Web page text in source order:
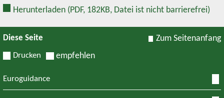
Herunterladen (PDF, 182KB, Datei ist nicht barrierefrei)
Diese Seite
Drucken empfehlen
Zum Seitenanfang
Euroguidance